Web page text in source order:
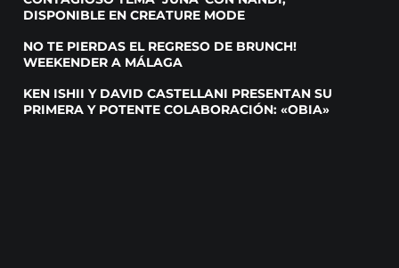
DISPONIBLE EN CREATURE MODE
NO TE PIERDAS EL REGRESO DE BRUNCH!
WEEKENDER A MÁLAGA
KEN ISHII Y DAVID CASTELLANI PRESENTAN SU
PRIMERA Y POTENTE COLABORACIÓN: «OBIA»